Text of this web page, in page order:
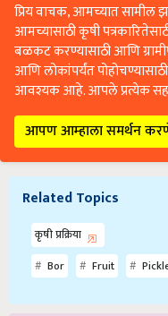
प्रिय वाचक, आमच्यात सामील
आमच्यासाठी कृषी
बळकट करण्यासाठी आणि
आणि लोकांपर्यंत
आवश्यक आहे. आपले प्रत्येक
आपण आम्हाला समर्थन
Related Topics
कृषी प्रक्रिया
Bor
Fruit